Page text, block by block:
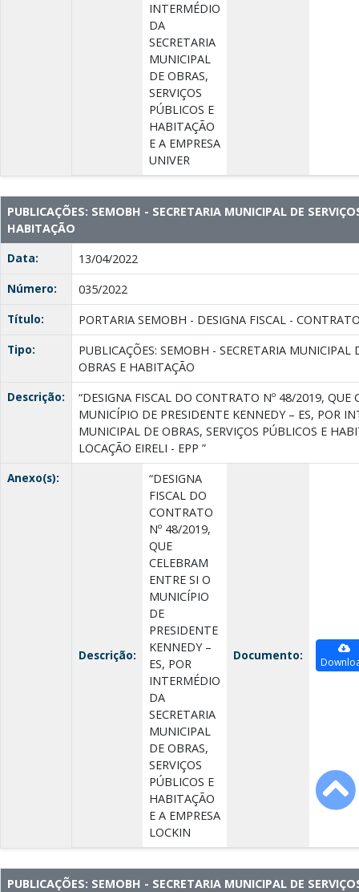
INTERMÉDIO
DA
SECRETARIA
MUNICIPAL
DE OBRAS,
SERVIÇOS
PÚBLICOS E
HABITAÇÃO
E A EMPRESA
UNIVER
PUBLICAÇÕES: SEMOBH - SECRETARIA MUNICIPAL DE
HABITAÇÃO
Data:
13/04/2022
Número:
035/2022
Título:
PORTARIA SEMOBH - DESIGNA FISCAL -
Tipo:
PUBLICAÇÕES: SEMOBH - SECRETARIA MUNICIPAL
OBRAS E HABITAÇÃO
Descrição:
“DESIGNA FISCAL DO CONTRATO Nº 48/2019, QUE
MUNICÍPIO DE PRESIDENTE KENNEDY – ES, POR
MUNICIPAL DE OBRAS, SERVIÇOS PÚBLICOS E
LOCAÇÃO EIRELI - EPP ”
Anexo(s):
Descrição:
“DESIGNA
FISCAL DO
CONTRATO
Nº 48/2019,
QUE
CELEBRAM
ENTRE SI O
MUNICÍPIO
DE
PRESIDENTE
KENNEDY –
ES, POR
INTERMÉDIO
DA
SECRETARIA
MUNICIPAL
DE OBRAS,
SERVIÇOS
PÚBLICOS E
HABITAÇÃO
E A EMPRESA
LOCKIN
Documento:
PUBLICAÇÕES: SEMOBH - SECRETARIA MUNICIPAL DE